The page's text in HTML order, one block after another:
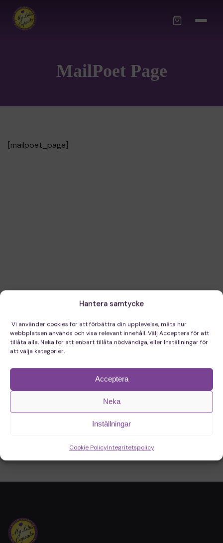
Hantera samtycke
Vi använder cookies för att förbättra din upplevelse, mäta hur
webbplatsen används och visa relevant innehåll. Välj Acceptera för att
tillåta alla, Neka för att enbart tillåta nödvändiga, eller Inställningar för
att välja kategorier.
Acceptera
Neka
Inställningar
Cookie PolicyIntegritetspolicy
MailPoet Page
[mailpoet_page]